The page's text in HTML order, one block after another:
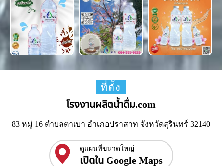
ที่ตั้ง
โรงงานผลิตน้ำดื่ม.com
83 หมู่ 16 ตำบลตาเบา อำเภอปราสาท จังหวัดสุรินทร์ 32140
ดูแผนที่ขนาดใหญ่
เปิดใน Google Maps